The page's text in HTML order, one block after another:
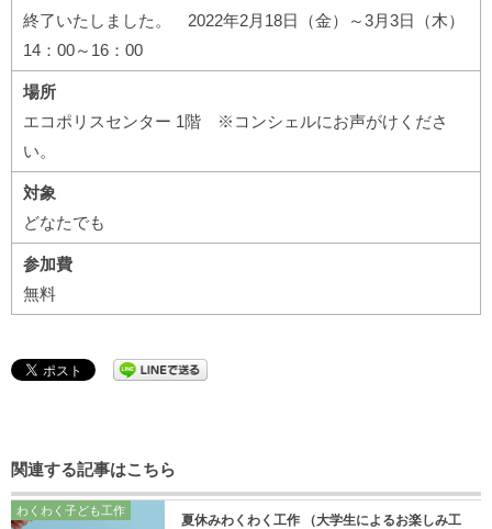
終了いたしました。 2022年2月18日（金）～3月3日（木）
14：00～16：00
場所
エコポリスセンター 1階 ※コンシェルにお声がけくださ
い。
対象
どなたでも
参加費
無料
関連する記事はこちら
わくわく子ども工作
夏休みわくわく工作 （大学生によるお楽しみ工